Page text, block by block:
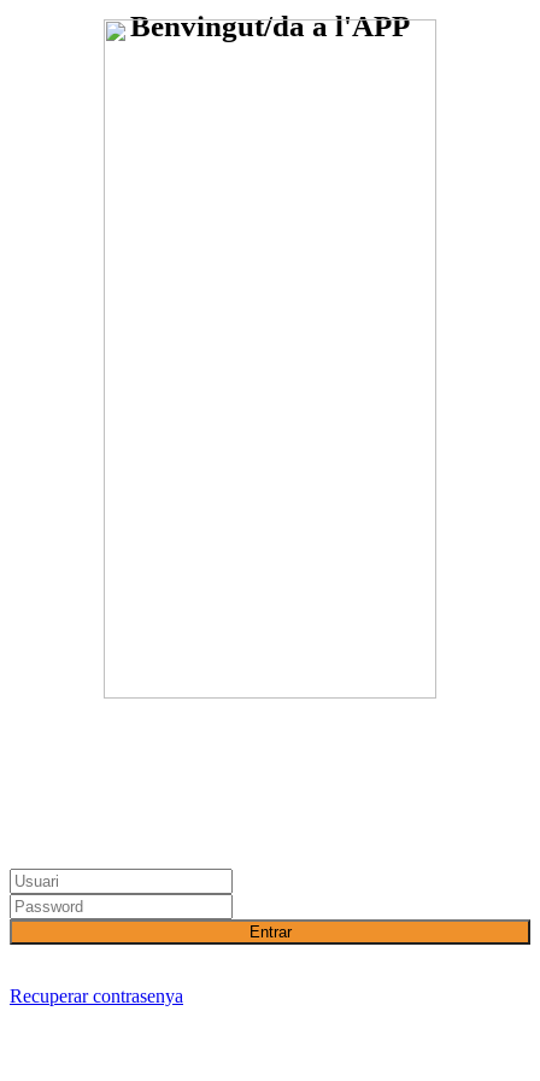
Benvingut/da a l'APP
Entrar
Recuperar contrasenya